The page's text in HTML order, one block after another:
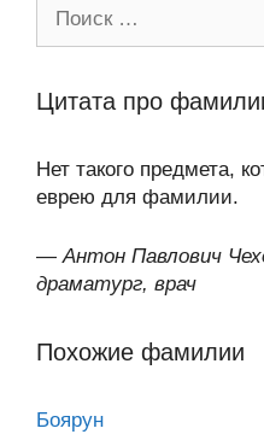
Цитата про
Нет такого предмета,
еврею для фамилии.
— Антон Павлович
драматург, врач
Похожие фамилии
Боярун